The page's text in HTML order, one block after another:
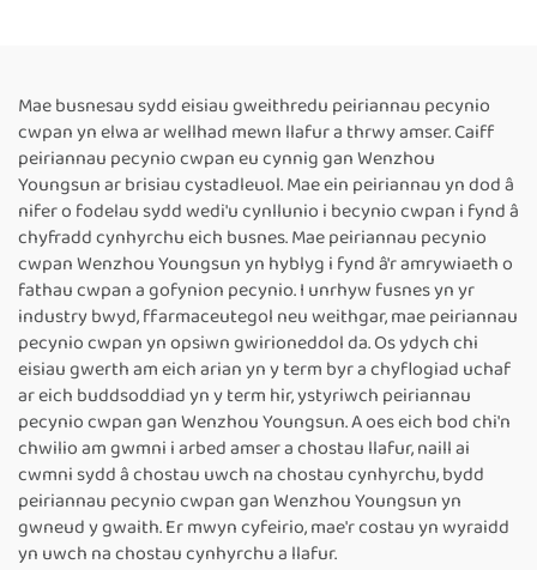
Peiriannau Tôgio Thermol
Arweiniol ar gyfer Pecynu
Bwyd
Tôgio Band Parhaus
Thermol
Mae busnesau sydd eisiau gweithredu peiriannau pecynio
cwpan yn elwa ar wellhad mewn llafur a thrwy amser. Caiff
peiriannau pecynio cwpan eu cynnig gan Wenzhou
Youngsun ar brisiau cystadleuol. Mae ein peiriannau yn dod â
nifer o fodelau sydd wedi'u cynllunio i becynio cwpan i fynd â
chyfradd cynhyrchu eich busnes. Mae peiriannau pecynio
cwpan Wenzhou Youngsun yn hyblyg i fynd â'r amrywiaeth o
fathau cwpan a gofynion pecynio. I unrhyw fusnes yn yr
industry bwyd, ffarmaceutegol neu weithgar, mae peiriannau
pecynio cwpan yn opsiwn gwirioneddol da. Os ydych chi
eisiau gwerth am eich arian yn y term byr a chyflogiad uchaf
ar eich buddsoddiad yn y term hir, ystyriwch peiriannau
pecynio cwpan gan Wenzhou Youngsun. A oes eich bod chi'n
chwilio am gwmni i arbed amser a chostau llafur, naill ai
cwmni sydd â chostau uwch na chostau cynhyrchu, bydd
peiriannau pecynio cwpan gan Wenzhou Youngsun yn
gwneud y gwaith. Er mwyn cyfeirio, mae'r costau yn wyraidd
yn uwch na chostau cynhyrchu a llafur.